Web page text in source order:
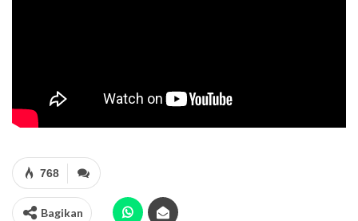
768
Bagikan